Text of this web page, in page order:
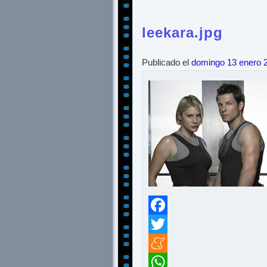
leekara.jpg
Publicado el domingo 13 enero
Facebook
Twitter
Meneame